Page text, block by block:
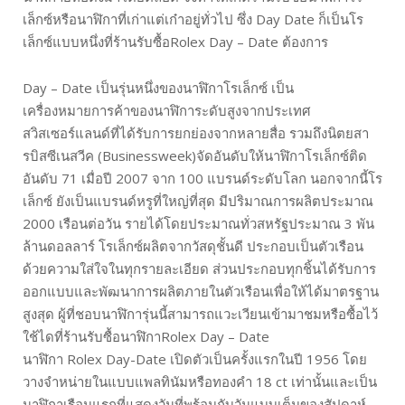
เล็กซ์หรือนาฬิกาที่เก่าแต่เก๋าอยู่ทั่วไป ซึ่ง Day Date ก็เป็นโร
เล็กซ์แบบหนึ่งที่ร้านรับซื้อRolex Day – Date ต้องการ
Day – Date เป็นรุ่นหนึ่งของนาฬิกาโรเล็กซ์ เป็น
เครื่องหมายการค้าของนาฬิการะดับสูงจากประเทศ
สวิสเซอร์แลนด์ที่ได้รับการยกย่องจากหลายสื่อ รวมถึงนิตยสา
รบิสซีเนสวีค (Businessweek)จัดอันดับให้นาฬิกาโรเล็กซ์ติด
อันดับ 71 เมื่อปี 2007 จาก 100 แบรนด์ระดับโลก นอกจากนี้โร
เล็กซ์ ยังเป็นแบรนด์หรูที่ใหญ่ที่สุด มีปริมาณการผลิตประมาณ
2000 เรือนต่อวัน รายได้โดยประมาณทั่วสหรัฐประมาณ 3 พัน
ล้านดอลลาร์ โรเล็กซ์ผลิตจากวัสดุชั้นดี ประกอบเป็นตัวเรือน
ด้วยความใส่ใจในทุกรายละเอียด ส่วนประกอบทุกชิ้นได้รับการ
ออกแบบและพัฒนาการผลิตภายในตัวเรือนเพื่อให้ได้มาตรฐาน
สูงสุด ผู้ที่ชอบนาฬิการุ่นนี้สามารถแวะเวียนเข้ามาชมหรือซื้อไว้
ใช้ไดที่ร้านรับซื้อนาฬิกาRolex Day – Date
นาฬิกา Rolex Day-Date เปิดตัวเป็นครั้งแรกในปี 1956 โดย
วางจำหน่ายในแบบแพลทินัมหรือทองคำ 18 ct เท่านั้นและเป็น